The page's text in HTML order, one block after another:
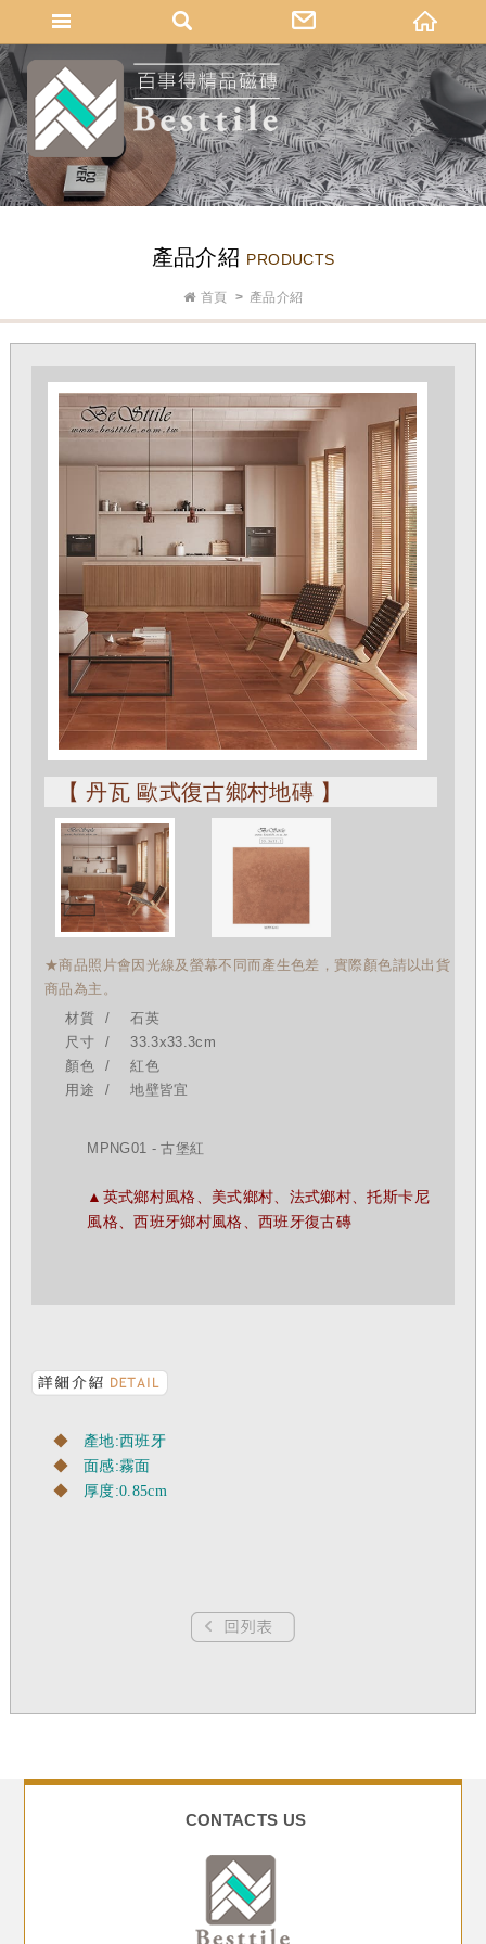
網站名稱
產品介紹 PRODUCTS
首頁 產品介紹
【 丹瓦 歐式復古鄉村地磚 】
★商品照片會因光線及螢幕不同而產生色差，實際顏色請以出貨
商品為主。
材質
石英
尺寸
33.3x33.3cm
顏色
紅色
用途
地壁皆宜
MPNG01 - 古堡紅
▲英式鄉村風格、美式鄉村、法式鄉村、托斯卡尼
風格、西班牙鄉村風格、西班牙復古磚
◆
產地:西班牙
◆
面感:霧面
◆
厚度:0.85cm
CONTACTS US